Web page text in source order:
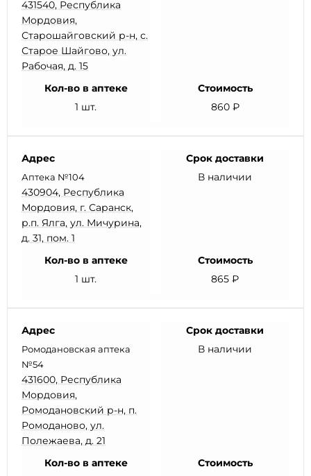
431540, Республика
Мордовия,
Старошайговский р-н, с.
Старое Шайгово, ул.
Рабочая, д. 15
Кол-во в аптеке
1 шт.
Стоимость
860 ₽
Адрес
Аптека №104
430904, Республика
Мордовия, г. Саранск,
р.п. Ялга, ул. Мичурина,
д. 31, пом. 1
Срок доставки
В наличии
Кол-во в аптеке
1 шт.
Стоимость
865 ₽
Адрес
Ромодановская аптека
№54
431600, Республика
Мордовия,
Ромодановский р-н, п.
Ромоданово, ул.
Полежаева, д. 21
Срок доставки
В наличии
Кол-во в аптеке
Стоимость